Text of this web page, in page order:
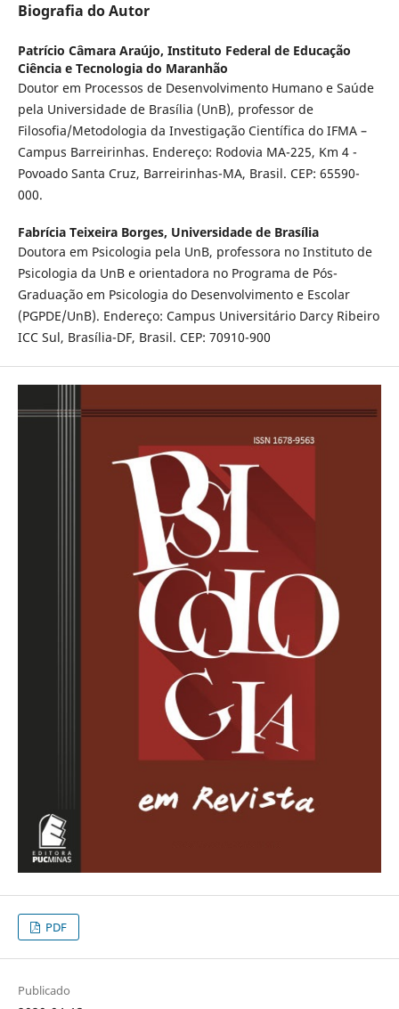
Biografia do Autor
Patrício Câmara Araújo, Instituto Federal de Educação
Ciência e Tecnologia do Maranhão
Doutor em Processos de Desenvolvimento Humano e Saúde
pela Universidade de Brasília (UnB), professor de
Filosofia/Metodologia da Investigação Científica do IFMA –
Campus Barreirinhas. Endereço: Rodovia MA-225, Km 4 -
Povoado Santa Cruz, Barreirinhas-MA, Brasil. CEP: 65590-
000.
Fabrícia Teixeira Borges, Universidade de Brasília
Doutora em Psicologia pela UnB, professora no Instituto de
Psicologia da UnB e orientadora no Programa de Pós-
Graduação em Psicologia do Desenvolvimento e Escolar
(PGPDE/UnB). Endereço: Campus Universitário Darcy Ribeiro
ICC Sul, Brasília-DF, Brasil. CEP: 70910-900
PDF
Publicado